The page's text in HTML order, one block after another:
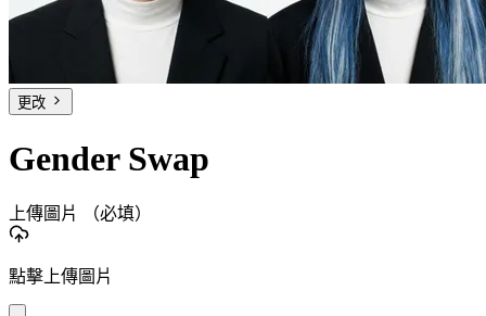
更改
Gender Swap
上傳圖片 （必填）
點擊上傳圖片